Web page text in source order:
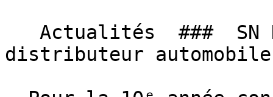
distributeur